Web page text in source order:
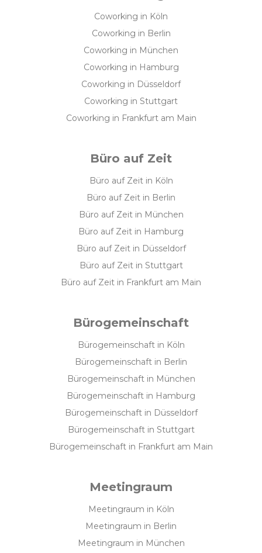
Coworking in Köln
Coworking in Berlin
Coworking in München
Coworking in Hamburg
Coworking in Düsseldorf
Coworking in Stuttgart
Coworking in Frankfurt am Main
Büro auf Zeit
Büro auf Zeit in Köln
Büro auf Zeit in Berlin
Büro auf Zeit in München
Büro auf Zeit in Hamburg
Büro auf Zeit in Düsseldorf
Büro auf Zeit in Stuttgart
Büro auf Zeit in Frankfurt am Main
Bürogemeinschaft
Bürogemeinschaft in Köln
Bürogemeinschaft in Berlin
Bürogemeinschaft in München
Bürogemeinschaft in Hamburg
Bürogemeinschaft in Düsseldorf
Bürogemeinschaft in Stuttgart
Bürogemeinschaft in Frankfurt am Main
Meetingraum
Meetingraum in Köln
Meetingraum in Berlin
Meetingraum in München